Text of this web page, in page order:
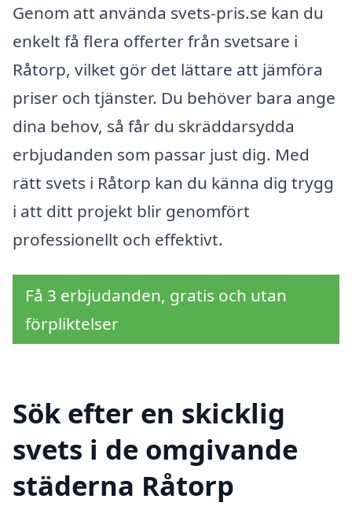
Genom att använda svets-pris.se kan du
enkelt få flera offerter från svetsare i
Råtorp, vilket gör det lättare att jämföra
priser och tjänster. Du behöver bara ange
dina behov, så får du skräddarsydda
erbjudanden som passar just dig. Med
rätt svets i Råtorp kan du känna dig trygg
i att ditt projekt blir genomfört
professionellt och effektivt.
Få 3 erbjudanden, gratis och utan
förpliktelser
Sök efter en skicklig
svets i de omgivande
städerna Råtorp